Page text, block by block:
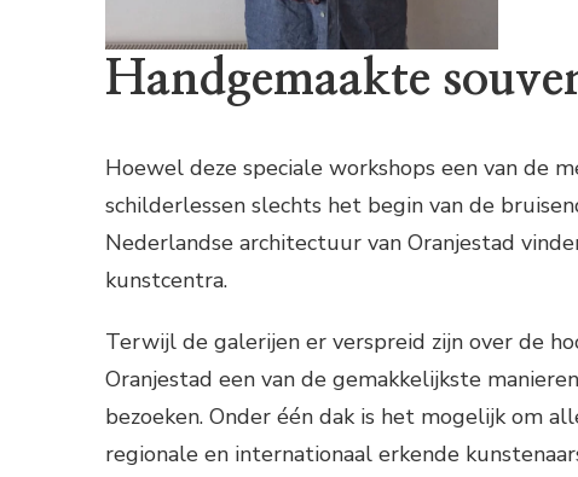
Handgemaakte
Hoewel deze speciale workshops een van de
schilderlessen slechts het begin van de
Nederlandse architectuur van Oranjestad
kunstcentra.
Terwijl de galerijen er verspreid zijn over de
Oranjestad een van de gemakkelijkste
bezoeken. Onder één dak is het mogelijk om
regionale en internationaal erkende